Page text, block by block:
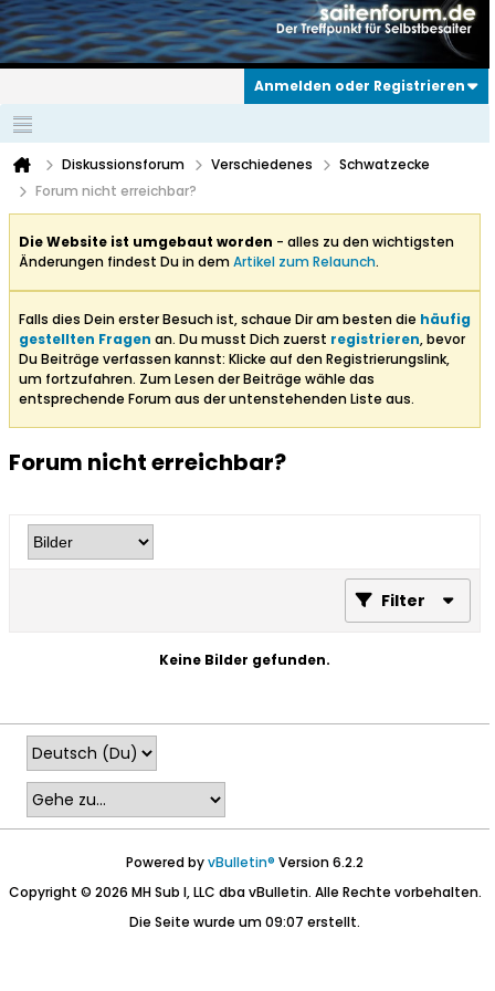
Anmelden oder Registrieren
Diskussionsforum Verschiedenes
Schwatzecke
Forum nicht erreichbar?
Die Website ist umgebaut worden - alles zu den wichtigsten
Änderungen findest Du in demArtikel zum Relaunch.
Falls dies Dein erster Besuch ist, schaue Dir am besten die häufig
gestellten Fragen an. Du musst Dich zuerst registrieren, bevor
Du Beiträge verfassen kannst: Klicke auf den Registrierungslink,
um fortzufahren. Zum Lesen der Beiträge wähle das
entsprechende Forum aus der untenstehenden Liste aus.
Forum nicht erreichbar?
Filter
Keine Bilder gefunden.
Powered byvBulletin® Version 6.2.2
Copyright © 2026 MH Sub I, LLC dba vBulletin. Alle Rechte vorbehalten.
Die Seite wurde um 09:07 erstellt.